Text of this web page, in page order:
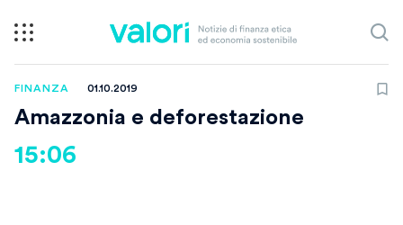
FINANZA 01.10.2019
Amazzonia e deforestazione
15:06